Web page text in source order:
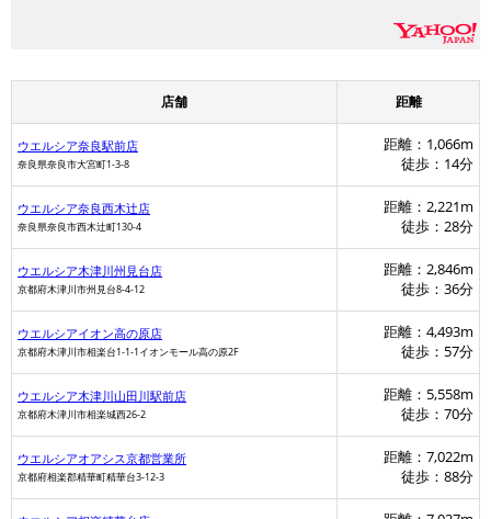
店舗 距離
ウエルシア奈良駅前店
奈良県奈良市大宮町1-3-8
距離：1,066m
徒歩：14分
ウエルシア奈良西木辻店
奈良県奈良市西木辻町130-4
距離：2,221m
徒歩：28分
ウエルシア木津川州見台店
京都府木津川市州見台8-4-12
距離：2,846m
徒歩：36分
ウエルシアイオン高の原店
京都府木津川市相楽台1-1-1イオンモール高の原2F
距離：4,493m
徒歩：57分
ウエルシア木津川山田川駅前店
京都府木津川市相楽城西26-2
距離：5,558m
徒歩：70分
ウエルシアオアシス京都営業所
京都府相楽郡精華町精華台3-12-3
距離：7,022m
徒歩：88分